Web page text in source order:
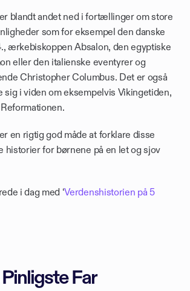
blandt andet ned i fortællinger om store
som for eksempel den danske
ærkebiskoppen Absalon, den egyptiske
eller den italienske eventyrer og
Christopher Columbus. Det er også
sig i viden om eksempelvis Vikingetiden,
en rigtig god måde at forklare disse
historier for børnene på en let og sjov
i dag med ‘Verdenshistorien på 5
Far